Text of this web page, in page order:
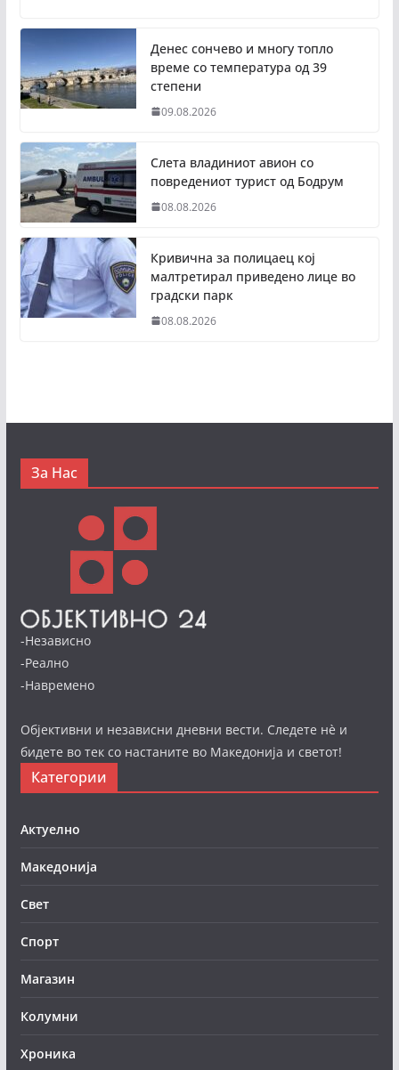
Денес сончево и многу топло
време со температура од 39
степени
09.08.2026
Слета владиниот авион со
повредениот турист од Бодрум
08.08.2026
Кривична за полицаец кој
малтретирал приведено лице во
градски парк
08.08.2026
За Нас
-Независно
-Реално
-Навремено
Објективни и независни дневни вести. Следете нè и
бидете во тек со настаните во Македонија и светот!
Категории
Актуелно
Македонија
Свет
Спорт
Магазин
Колумни
Хроника